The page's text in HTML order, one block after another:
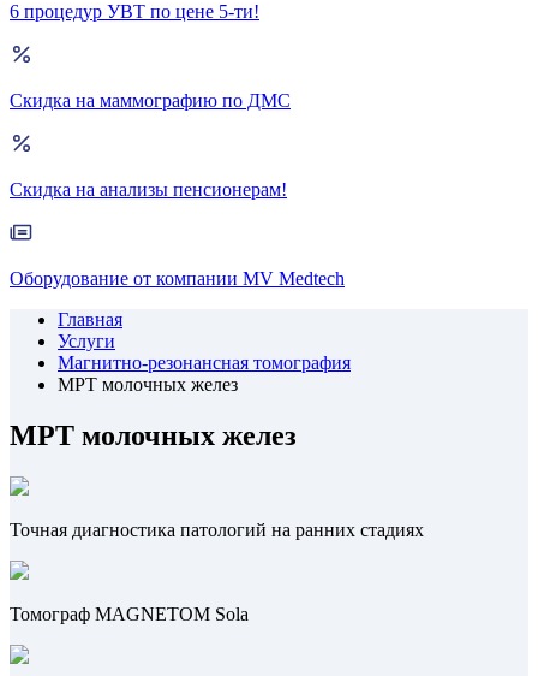
6 процедур УВТ по цене 5-ти!
Скидка на маммографию по ДМС
Скидка на анализы пенсионерам!
Оборудование от компании MV Medtech
Главная
Услуги
Магнитно-резонансная томография
МРТ молочных желез
МРТ молочных желез
Точная диагностика патологий на ранних стадиях
Томограф MAGNETOM Sola